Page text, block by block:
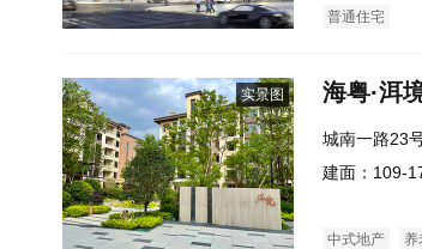
普通住宅
实景图 海粤·洱
城南一路23
建面：109-
中式地产 养